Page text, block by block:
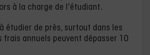
à la charge de l’étudiant.
étudier de près, surtout dans les
frais annuels peuvent dépasser 10